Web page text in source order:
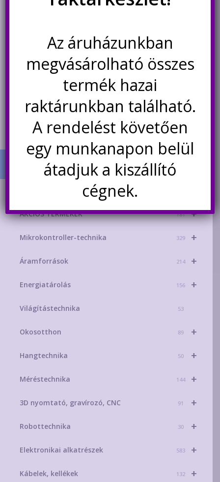
Nincs készleten
újra elérhető
99 Ft
Nincs készleten
újra elérhető
+
AKCIÓS TERMÉKEK 181
+
Mikrokontroller-technika 329
+
Áramforrások 214
+
Energiatárolás 156
Világítástechnika 53
+
Okosotthon 89
+
Hangtechnika 50
+
Méréstechnika 144
+
3D nyomtató, gravírozó, CNC 91
+
Robottechnika 30
+
Elektronikai alkatrészek 583
+
Kábelek, kellékek 132
Az áruházunkban
megvásárolható összes
termék hazai
raktárunkban található.
A rendelést követően
egy munkanapon belül
átadjuk a kiszállító
cégnek.